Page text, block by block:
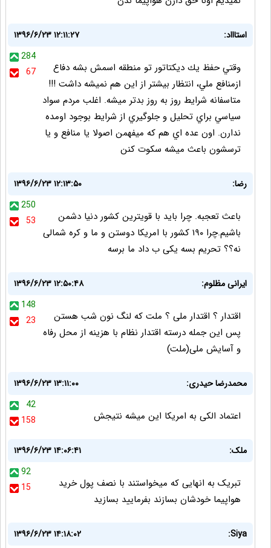
استاااد:
۱۳۹۶/۶/۲۳ ۱۲:۱۱:۲۷
284
67
وقتي حفظ يك ديكتاتور تو منطقه اسمش بشه دفاع
ازمنافع ملي، انتظار بيشتر از اين هم نميشه داشت !!!
متاسفانه شرايط روز به روز بدتر ميشه. اغلب مردم سواد
سياسي براي تحليل و جلوگيري از شرايط بوجود اومده
ندارن. اون عده اي هم كه ميفهمن اصولا يا منافع و يا
ترسشون باعث ميشه سكوت كنن
رضا:
۱۳۹۶/۶/۲۳ ۱۲:۱۳:۵۰
250
53
باعث تعجبه. چرا باید با قویترین کشور دنیا دشمن
باشیم.چرا ۱۹۰ کشور با امریکا دوستن و ما و کره شمالی
نه؟؟ تحریم بسه یکی ب داد ما برسه
ایرانی مظلوم:
۱۳۹۶/۶/۲۳ ۱۲:۵۰:۴۸
148
23
اقتدار ؟ اقتدار ملی ؟ ملت که لنگ نون شب هستن
پس این جمله درسته اقتدار نظام با هزینه از محل رفاه
و آسایش ملی(ملت)
محمدرضا حیدری:
۱۳۹۶/۶/۲۳ ۱۳:۱۱:۰۰
42
158
اعتماد الکی به امریکا این میشه نتیجش
ملک:
۱۳۹۶/۶/۲۳ ۱۴:۰۶:۴۱
92
15
تبریک به انهایی که میخواستند با نصف پول خرید
هواپیما خودشان بسازند بفرمایید بسازید
Siya:
۱۳۹۶/۶/۲۳ ۱۴:۱۸:۰۲